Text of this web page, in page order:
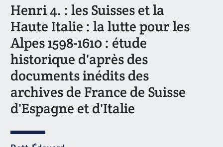
Henri 4. : les Suisses et la
Haute Italie : la lutte pour les
Alpes 1598-1610 : étude
historique d'après des
documents inédits des
archives de France de Suisse
d'Espagne et d'Italie